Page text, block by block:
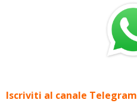
Iscriviti al canale Telegram